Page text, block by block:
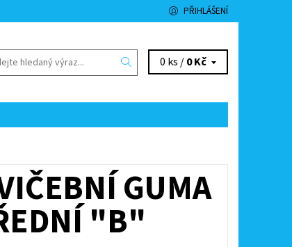
PŘIHLÁŠENÍ
0 ks /0 Kč
GUMA
"B"